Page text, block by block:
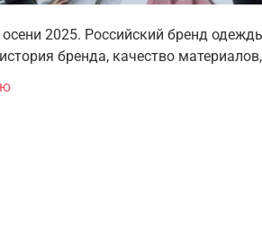
осени 2025. Российский бренд
бренда, качество